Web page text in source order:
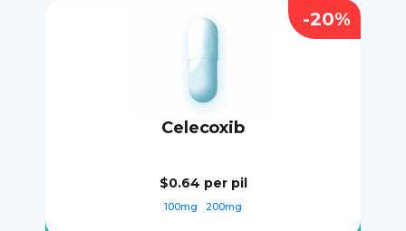
Celecoxib
$0.64 per pil
100mg 200mg
-20%